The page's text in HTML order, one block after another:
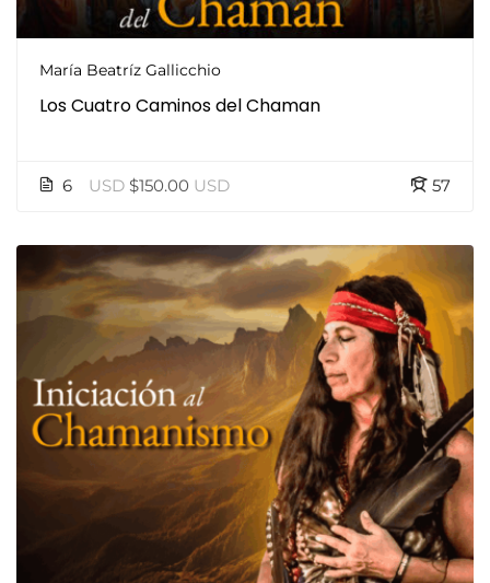
María Beatríz Gallicchio
Los Cuatro Caminos del Chaman
6 57
USD $150.00 USD